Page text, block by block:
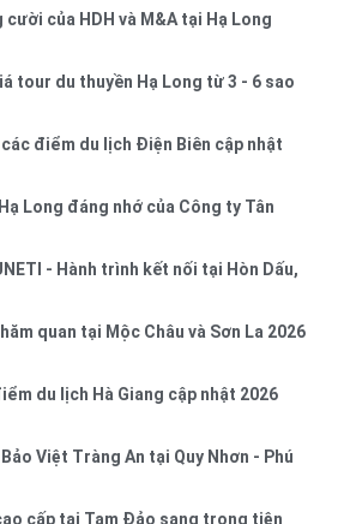
của HDH và M&A tại Hạ Long
tour du thuyền Hạ Long từ 3 - 6 sao
điểm du lịch Điện Biên cập nhật
Long đáng nhớ của Công ty Tân
- Hành trình kết nối tại Hòn Dấu,
quan tại Mộc Châu và Sơn La 2026
du lịch Hà Giang cập nhật 2026
Việt Tràng An tại Quy Nhơn - Phú
cấp tại Tam Đảo sang trọng tiện